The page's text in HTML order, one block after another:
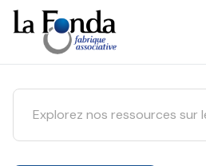
Aller
au
contenu
principal